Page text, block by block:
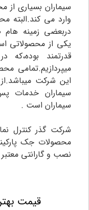
سیماران بسیاری از
وارد می کند.البته
دربعضی زمینه
یکی از محصولاتی
قدرتمند
این شرکت
سیماران خدمات
سیماران است .
شرکت گذر کنترل
محصولات جک
نصب و گارانتی
قیمت